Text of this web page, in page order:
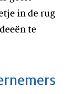
in de rug
te